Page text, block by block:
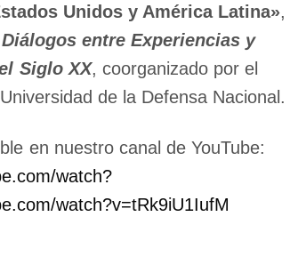
Unidos y América Latina»,
entre Experiencias y
Siglo XX, coorganizado por el
de la Defensa Nacional.
en nuestro canal de YouTube:
watch?
watch?v=tRk9iU1IufM